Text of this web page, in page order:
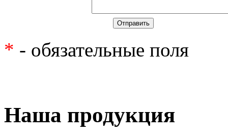
* - обязательные поля
Наша продукция